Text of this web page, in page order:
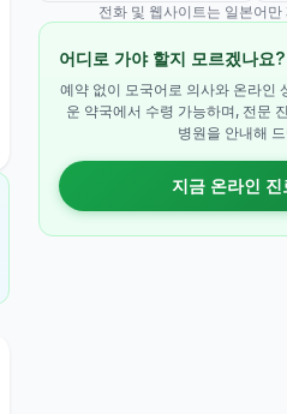
전화 및 웹사이트는 일본어
어디로 가야 할지 모르겠나요
예약 없이 모국어로 의사와 온라인
운 약국에서 수령 가능하며, 전문
병원을 안내해
지금 온라인 진